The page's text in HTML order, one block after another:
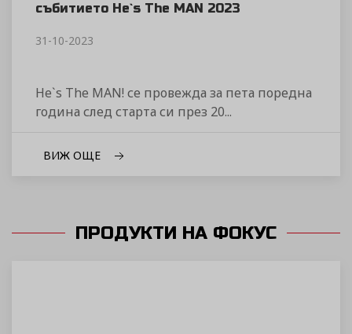
събитието He`s The MAN 2023
31-10-2023
He`s The MAN! се провежда за пета поредна
година след старта си през 20...
ВИЖ ОЩЕ
ПРОДУКТИ НА ФОКУС